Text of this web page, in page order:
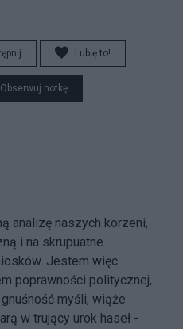
Lubię to!
Obserwuj notkę
analizę naszych korzeni,
i na skrupuatne
Jestem więc
poprawności politycznej,
myśli, wiąże
w trujący urok haseł -